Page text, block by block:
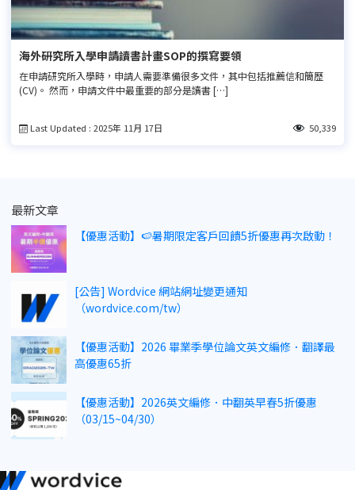
海外研究所入學申請讀書計畫SOP的撰寫要領
在申請研究所入學時，申請人需要準備很多文件，其中包括推薦信和簡歷
(CV)。 然而，申請文件中最重要的部分是讀書 […]
Last Updated : 2025年 11月 17日 50,339
最新文章
【優惠活動】🍉暑期限定客戶回饋5折優惠再次啟動！
[公告] Wordvice 網站網址變更通知
（wordvice.com/tw）
【優惠活動】2026 畢業季學位論文英文編修．翻譯最
高優惠65折
【優惠活動】2026英文編修．中翻英早春5折優惠
（03/15~04/30）